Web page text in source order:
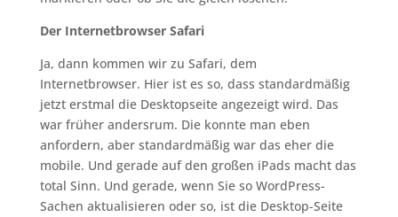
Der Internetbrowser Safari
Ja, dann kommen wir zu Safari, dem
Internetbrowser. Hier ist es so, dass standardmäßig
jetzt erstmal die Desktopseite angezeigt wird. Das
war früher andersrum. Die konnte man eben
anfordern, aber standardmäßig war das eher die
mobile. Und gerade auf den großen iPads macht das
total Sinn. Und gerade, wenn Sie so WordPress-
Sachen aktualisieren oder so, ist die Desktop-Seite